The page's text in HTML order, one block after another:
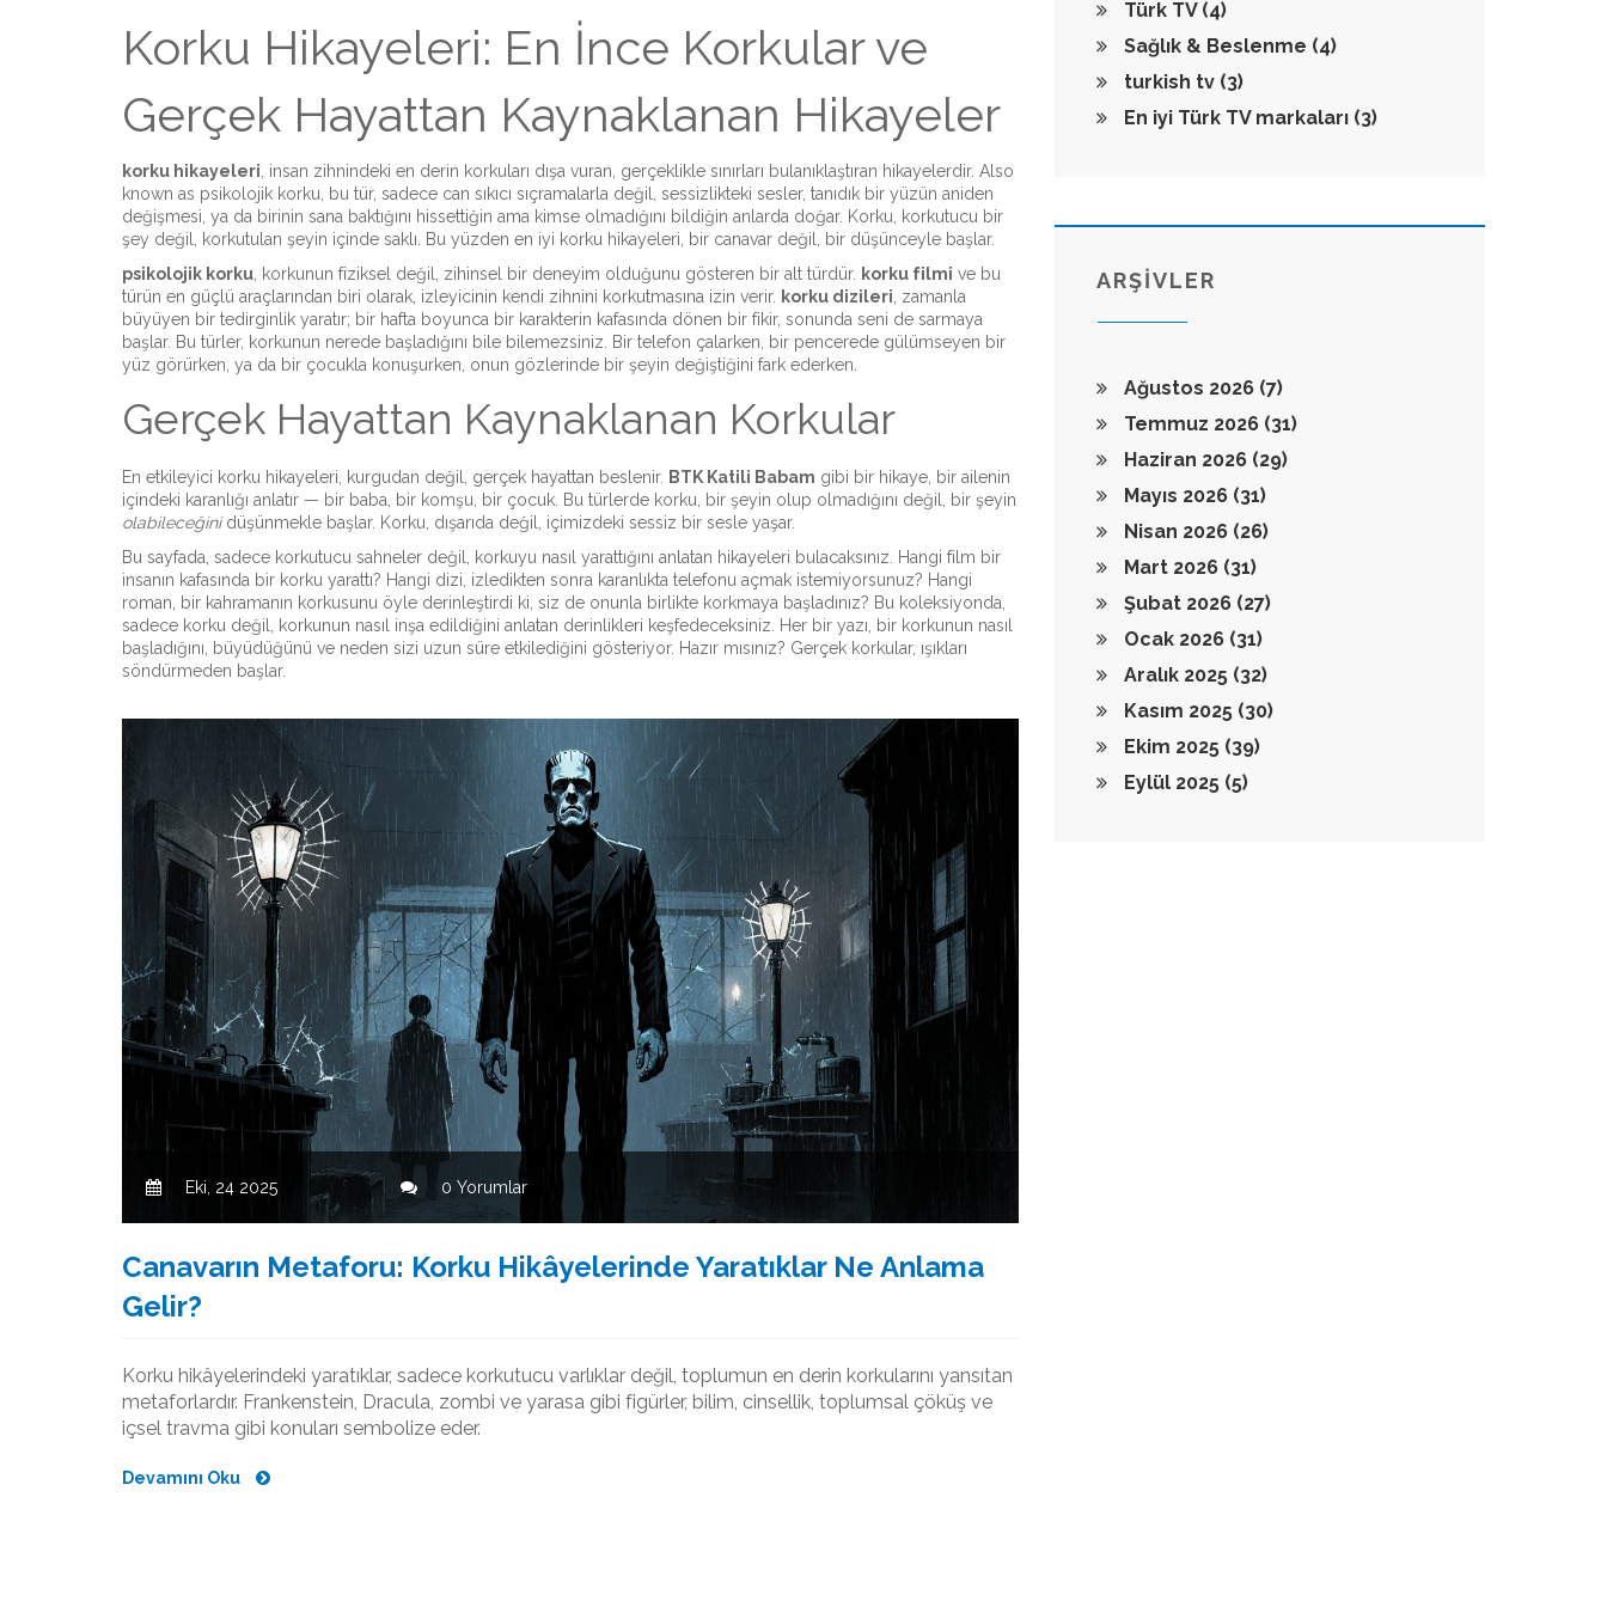
Korku Hikayeleri: En İnce Korkular ve
Gerçek Hayattan Kaynaklanan Hikayeler
korku hikayeleri insan zihnindeki en derin korkuları dışa vuran, gerçeklikle sınırları bulanıklaştıran hikayelerdir. Also
known as psikolojik korku , bu tür, sadece can sıkıcı sıçramalarla değil, sessizlikteki sesler, tanıdık bir yüzün aniden
değişmesi, ya da birinin sana baktığını hissettiğin ama kimse olmadığını bildiğin anlarda doğar. Korku, korkutucu bir
şey değil, korkutulan şeyin içinde saklı. Bu yüzden en iyi korku hikayeleri, bir canavar değil, bir düşünceyle başlar.
psikolojik korku korkunun fiziksel değil, zihinsel bir deneyim olduğunu gösteren bir alt türdür. korku filmi ve bu
türün en güçlü araçlarından biri olarak, izleyicinin kendi zihnini korkutmasına izin verir. korku dizileri zamanla
büyüyen bir tedirginlik yaratır; bir hafta boyunca bir karakterin kafasında dönen bir fikir, sonunda seni de sarmaya
başlar. Bu türler, korkunun nerede başladığını bile bilemezsiniz. Bir telefon çalarken, bir pencerede gülümseyen bir
yüz görürken, ya da bir çocukla konuşurken, onun gözlerinde bir şeyin değiştiğini fark ederken.
Gerçek Hayattan Kaynaklanan Korkular
En etkileyici korku hikayeleri, kurgudan değil, gerçek hayattan beslenir. BTK Katili Babam gibi bir hikaye, bir ailenin
içindeki karanlığı anlatır — bir baba, bir komşu, bir çocuk. Bu türlerde korku, bir şeyin olup olmadığını değil, bir şeyin
olabileceğinidüşünmekle başlar. Korku, dışarıda değil, içimizdeki sessiz bir sesle yaşar.
Bu sayfada, sadece korkutucu sahneler değil, korkuyu nasıl yarattığını anlatan hikayeleri bulacaksınız. Hangi film bir
insanın kafasında bir korku yarattı? Hangi dizi, izledikten sonra karanlıkta telefonu açmak istemiyorsunuz? Hangi
roman, bir kahramanın korkusunu öyle derinleştirdi ki, siz de onunla birlikte korkmaya başladınız? Bu koleksiyonda,
sadece korku değil, korkunun nasıl inşa edildiğini anlatan derinlikleri keşfedeceksiniz. Her bir yazı, bir korkunun nasıl
başladığını, büyüdüğünü ve neden sizi uzun süre etkilediğini gösteriyor. Hazır mısınız? Gerçek korkular, ışıkları
söndürmeden başlar.
Eki, 24 2025 0 Yorumlar
Canavarın Metaforu: Korku Hikâyelerinde Yaratıklar Ne Anlama
Gelir?
Korku hikâyelerindeki yaratıklar, sadece korkutucu varlıklar değil, toplumun en derin korkularını yansıtan
metaforlardır. Frankenstein, Dracula, zombi ve yarasa gibi figürler, bilim, cinsellik, toplumsal çöküş ve
içsel travma gibi konuları sembolize eder.
Devamını Oku
Türk TV (4)
Sağlık & Beslenme (4)
turkish tv (3)
En iyi Türk TV markaları (3)
ARŞİVLER
Ağustos 2026 (7)
Temmuz 2026 (31)
Haziran 2026 (29)
Mayıs 2026 (31)
Nisan 2026 (26)
Mart 2026 (31)
Şubat 2026 (27)
Ocak 2026 (31)
Aralık 2025 (32)
Kasım 2025 (30)
Ekim 2025 (39)
Eylül 2025 (5)